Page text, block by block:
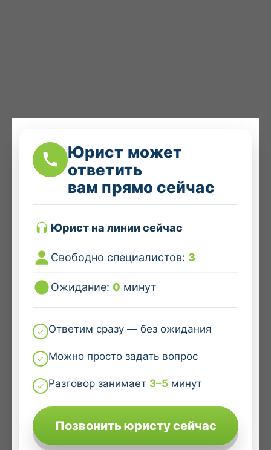
Юрист может
ответить
вам прямо сейчас
Юрист на линии сейчас
Свободно специалистов: 3
Ожидание: 0 минут
Ответим сразу — без ожидания
Можно просто задать вопрос
Разговор занимает 3–5 минут
Позвонить юристу сейчас